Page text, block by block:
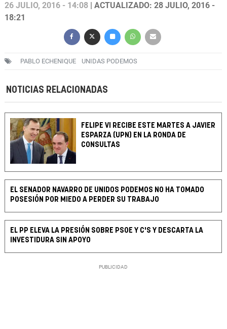
26 JULIO, 2016 - 14:08 | ACTUALIZADO: 28 JULIO, 2016 -
18:21
PABLO ECHENIQUE UNIDAS PODEMOS
NOTICIAS RELACIONADAS
FELIPE VI RECIBE ESTE MARTES A JAVIER
ESPARZA (UPN) EN LA RONDA DE
CONSULTAS
EL SENADOR NAVARRO DE UNIDOS PODEMOS NO HA TOMADO
POSESIÓN POR MIEDO A PERDER SU TRABAJO
EL PP ELEVA LA PRESIÓN SOBRE PSOE Y C'S Y DESCARTA LA
INVESTIDURA SIN APOYO